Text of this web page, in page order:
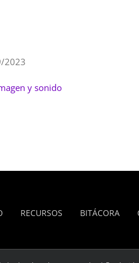
2023
y sonido
RECURSOS BITÁCORA